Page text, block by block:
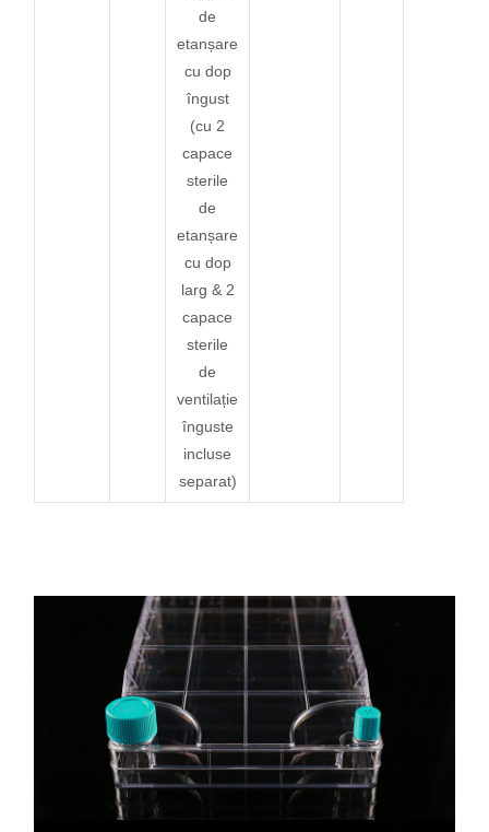
de
etanșare
cu dop
îngust
(cu 2
capace
sterile
de
etanșare
cu dop
larg & 2
capace
sterile
de
ventilație
înguste
incluse
separat)